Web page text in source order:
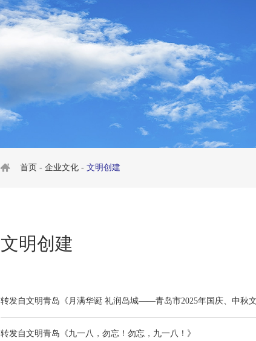
首页 - 企业文化 - 文明创建
文明创建
转发自文明青岛《月满华诞 礼润岛城——青岛市2025年国庆、中秋文
转发自文明青岛《九一八，勿忘！勿忘，九一八！》